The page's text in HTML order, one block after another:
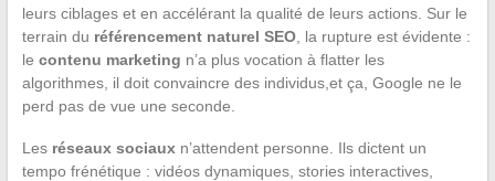
leurs ciblages et en accélérant la qualité de leurs actions. Sur le
terrain du référencement naturel SEO, la rupture est évidente :
le contenu marketing n’a plus vocation à flatter les
algorithmes, il doit convaincre des individus,et ça, Google ne le
perd pas de vue une seconde.
Les réseaux sociauxn’attendent personne. Ils dictent un
tempo frénétique : vidéos dynamiques, stories interactives,